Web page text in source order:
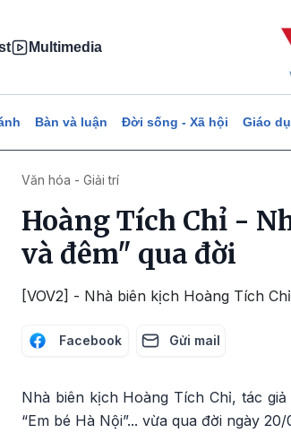
Multimedia
Bàn và luận Đời sống - Xã hội Giáo
Văn hóa - Giải trí
Hoàng Tích Chỉ -
và đêm" qua đời
[VOV2] - Nhà biên kịch Hoàng Tích
Facebook Gửi mail
Nhà biên kịch Hoàng Tích Chỉ, tác
“Em bé Hà Nội”... vừa qua đời ngày 20/